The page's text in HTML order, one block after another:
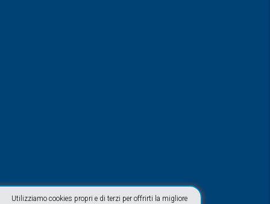
Utilizziamo cookies propri e di terzi per offrirti la migliore